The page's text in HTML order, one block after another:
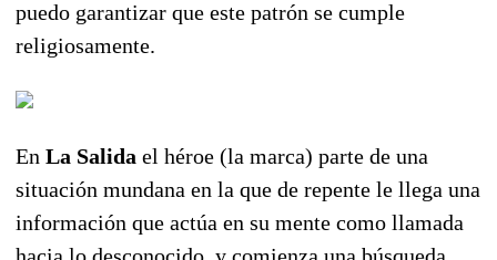
puedo garantizar que este patrón se cumple
religiosamente.
En La Salida el héroe (la marca) parte de una
situación mundana en la que de repente le llega una
información que actúa en su mente como llamada